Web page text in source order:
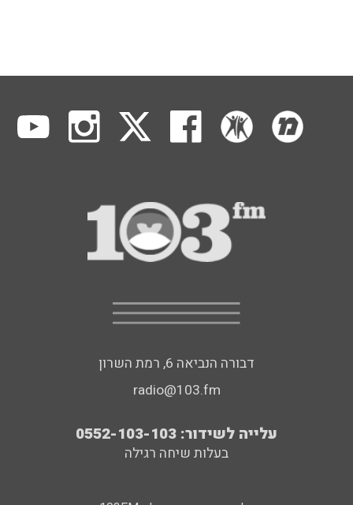
דבורה הנביאה 6, רמת השרון
radio@103.fm
עלייה לשידור: 0552-103-103
בעלות שיחה רגילה